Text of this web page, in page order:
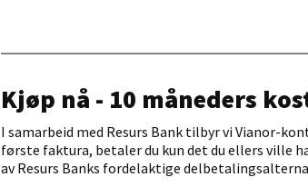
Kjøp nå - 10 måneders
I samarbeid med Resurs Bank tilbyr vi Vianor-
første faktura, betaler du kun det du ellers ville
av Resurs Banks fordelaktige